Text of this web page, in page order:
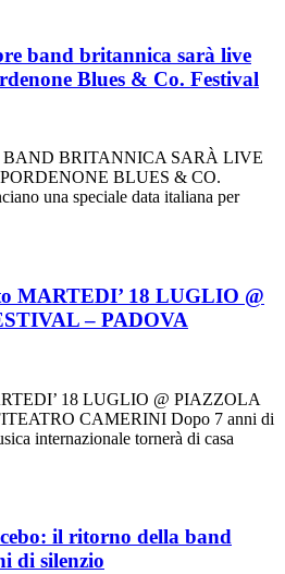
band britannica sarà live
Blues & Co. Festival
BRITANNICA SARÀ LIVE
BLUES & CO.
una speciale data italiana per
MARTEDI’ 18 LUGLIO @
– PADOVA
18 LUGLIO @ PIAZZOLA
CAMERINI Dopo 7 anni di
internazionale tornerà di casa
il ritorno della band
di silenzio